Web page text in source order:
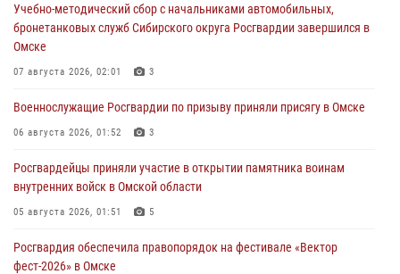
Учебно-методический сбор с начальниками автомобильных,
бронетанковых служб Сибирского округа Росгвардии завершился в
Омске
07 августа 2026, 02:01 3
Военнослужащие Росгвардии по призыву приняли присягу в Омске
06 августа 2026, 01:52 3
Росгвардейцы приняли участие в открытии памятника воинам
внутренних войск в Омской области
05 августа 2026, 01:51 5
Росгвардия обеспечила правопорядок на фестивале «Вектор
фест-2026» в Омске